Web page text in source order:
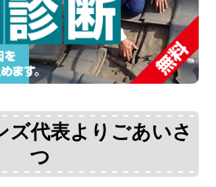
ズ代表よりごあいさ
つ